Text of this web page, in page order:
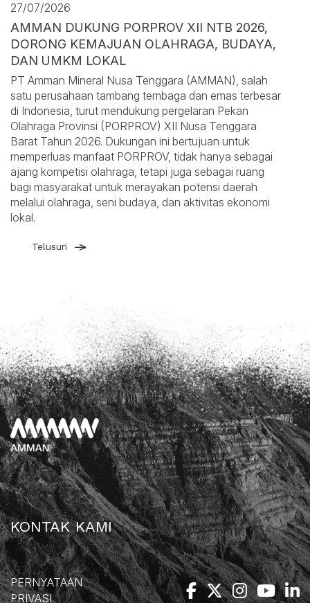
27/07/2026
AMMAN DUKUNG PORPROV XII NTB 2026,
DORONG KEMAJUAN OLAHRAGA, BUDAYA,
DAN UMKM LOKAL
PT Amman Mineral Nusa Tenggara (AMMAN), salah
satu perusahaan tambang tembaga dan emas terbesar
di Indonesia, turut mendukung pergelaran Pekan
Olahraga Provinsi (PORPROV) XII Nusa Tenggara
Barat Tahun 2026. Dukungan ini bertujuan untuk
memperluas manfaat PORPROV, tidak hanya sebagai
ajang kompetisi olahraga, tetapi juga sebagai ruang
bagi masyarakat untuk merayakan potensi daerah
melalui olahraga, seni budaya, dan aktivitas ekonomi
lokal.
Telusuri
PERNYATAAN
PRIVASI
KONTAK KAMI